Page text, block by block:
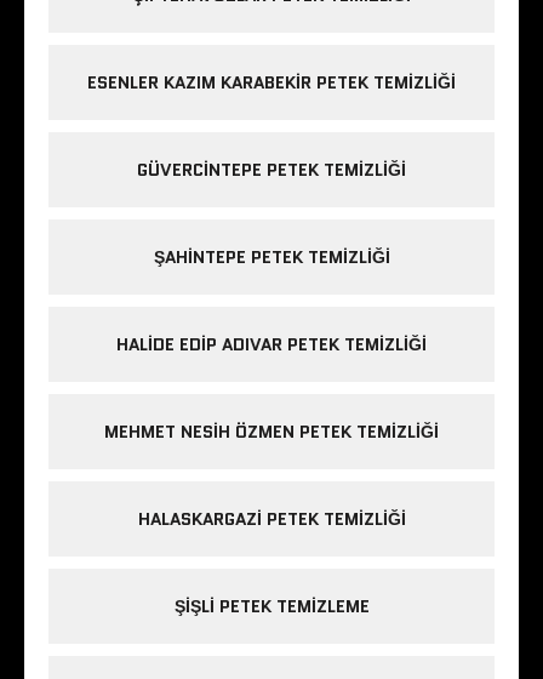
ESENLER KAZIM KARABEKIR PETEK TEMIZLIĞI
GÜVERCINTEPE PETEK TEMIZLIĞI
ŞAHINTEPE PETEK TEMIZLIĞI
HALIDE EDIP ADIVAR PETEK TEMIZLIĞI
MEHMET NESIH ÖZMEN PETEK TEMIZLIĞI
HALASKARGAZI PETEK TEMIZLIĞI
ŞIŞLI PETEK TEMIZLEME